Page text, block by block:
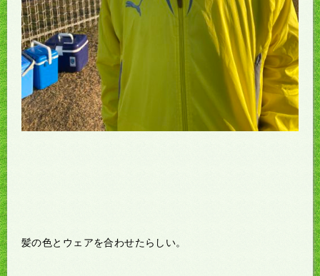
髪の色とウェアを合わせたらしい。